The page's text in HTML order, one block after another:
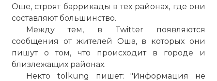
Оше, строят баррикады в тех районах, где они
составляют большинство.
Между тем, в Twitter появляются
сообщения от жителей Оша, в которых они
пишут о том, что происходит в городе и
близлежащих районах.
Некто tolkung пишет: "Информация не